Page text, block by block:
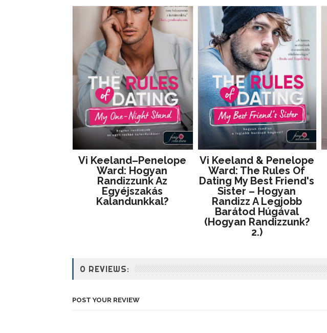
Vi Keeland–Penelope
Ward: Hogyan
Randizzunk Az
Egyéjszakás
Kalandunkkal?
Vi Keeland & Penelope
Ward: The ​Rules Of
Dating My Best Friend's
Sister – Hogyan
Randizz A Legjobb
Barátod Húgával
(Hogyan Randizzunk?
2.)
0 REVIEWS:
POST YOUR REVIEW